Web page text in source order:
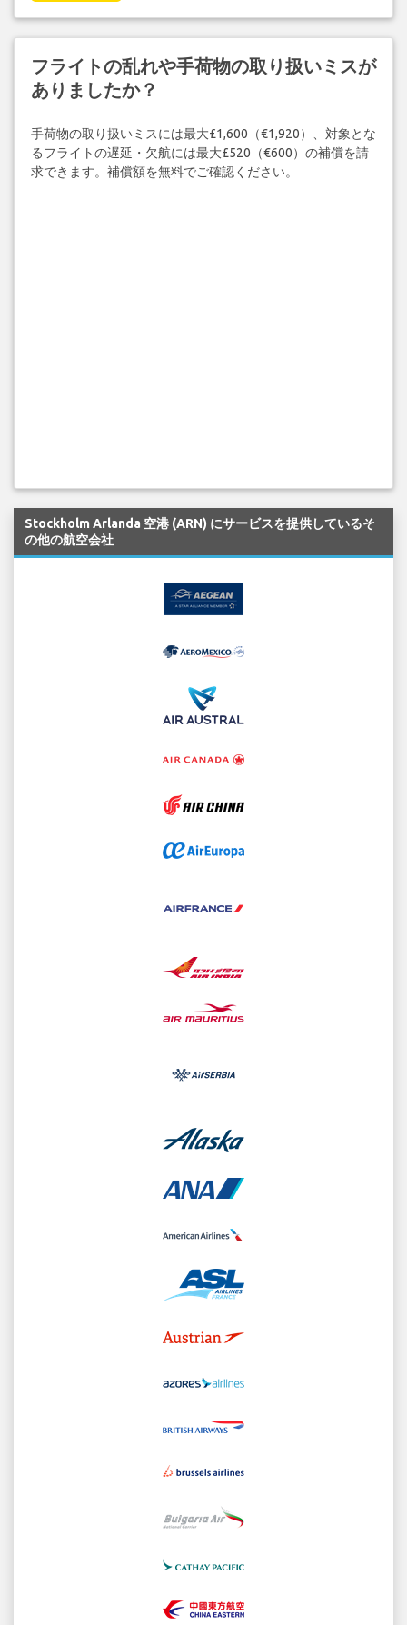
フライトの乱れや手荷物の取り扱いミスが
ありましたか？
手荷物の取り扱いミスには最大£1,600（€1,920）、対象とな
るフライトの遅延・欠航には最大£520（€600）の補償を請
求できます。補償額を無料でご確認ください。
Stockholm Arlanda 空港 (ARN) にサービスを提供しているそ
の他の航空会社